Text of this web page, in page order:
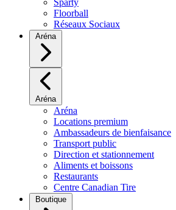
Sparty
Floorball
Réseaux Sociaux
Aréna
Aréna
Aréna
Locations premium
Ambassadeurs de bienfaisance
Transport public
Direction et stationnement
Aliments et boissons
Restaurants
Centre Canadian Tire
Boutique